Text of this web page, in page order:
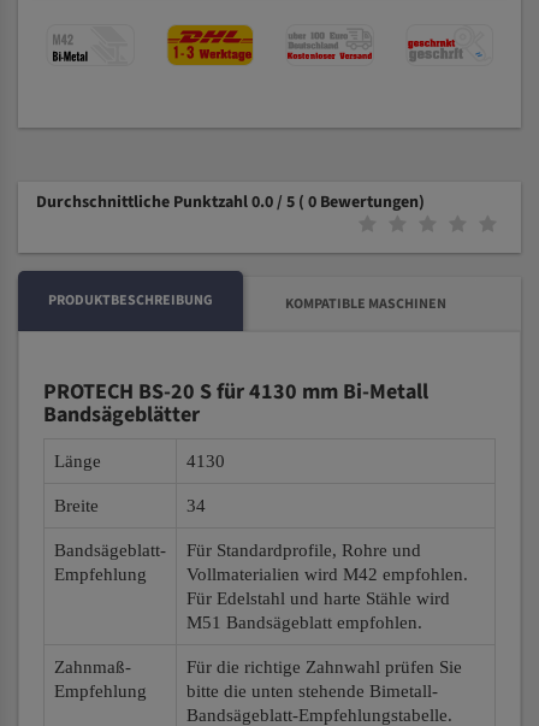
Durchschnittliche Punktzahl 0.0 / 5 ( 0 Bewertungen)
PRODUKTBESCHREIBUNG KOMPATIBLE MASCHINEN
PROTECH BS-20 S für 4130 mm Bi-Metall
Bandsägeblätter
Länge 4130
Breite 34
Bandsägeblatt-
Empfehlung
Für Standardprofile, Rohre und
Vollmaterialien wird M42 empfohlen.
Für Edelstahl und harte Stähle wird
M51 Bandsägeblatt empfohlen.
Zahnmaß-
Empfehlung
Für die richtige Zahnwahl prüfen Sie
bitte die unten stehende Bimetall-
Bandsägeblatt-Empfehlungstabelle.